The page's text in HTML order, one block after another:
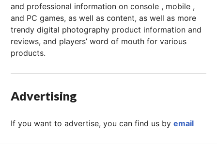
and professional information on console , mobile ,
and PC games, as well as content, as well as more
trendy digital photography product information and
reviews, and players’ word of mouth for various
products.
Advertising
If you want to advertise, you can find us byemail